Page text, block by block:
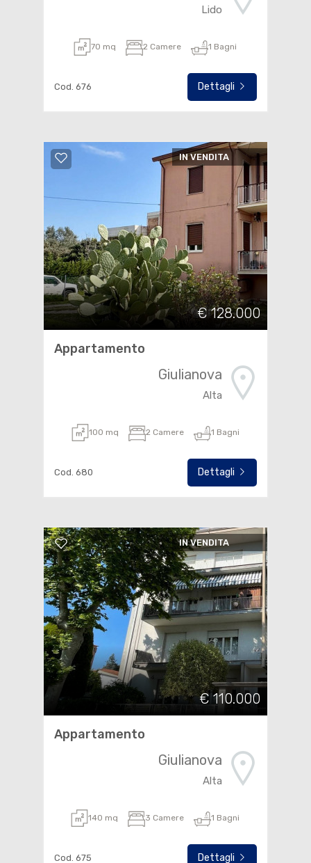
Lido
70 mq 2 Camere 1 Bagni
Cod. 676 Dettagli
IN VENDITA
€ 128.000
Appartamento
Giulianova
Alta
100 mq 2 Camere 1 Bagni
Cod. 680 Dettagli
IN VENDITA
€ 110.000
Appartamento
Giulianova
Alta
140 mq 3 Camere 1 Bagni
Cod. 675 Dettagli